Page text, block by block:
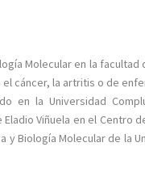
Molecular en la facultad
cáncer, la artritis o de
en la Universidad
Viñuela en el Centro
y Biología Molecular de la